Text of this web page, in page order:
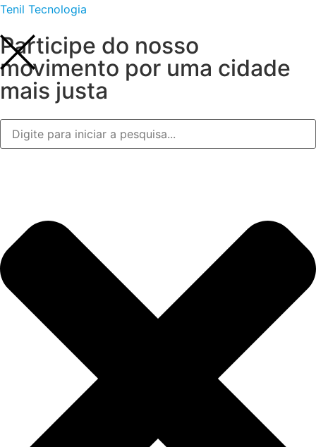
Tenil Tecnologia
Participe do nosso
movimento por uma cidade
mais justa